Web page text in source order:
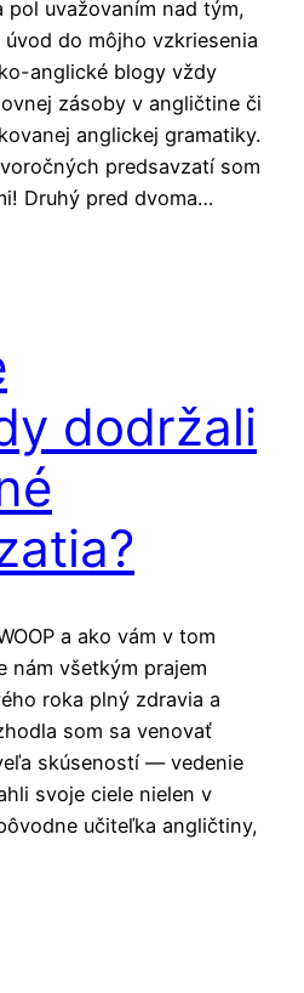
pol uvažovaním nad tým,
do môjho vzkriesenia
anglické blogy vždy
zásoby v angličtine či
anglickej gramatiky.
predsavzatí som
Druhý pred dvoma…
dodržali
a ako vám v tom
nám všetkým prajem
roka plný zdravia a
som sa venovať
skúseností — vedenie
svoje ciele nielen v
učiteľka angličtiny,